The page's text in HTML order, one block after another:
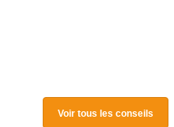
Voir tous les conseils